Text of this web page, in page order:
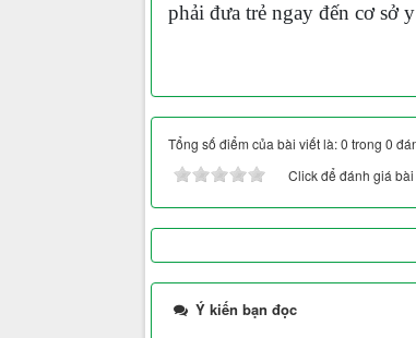
phải đưa trẻ ngay đến cơ sở
Tổng số điểm của bài viết là: 0 trong 0
Click để đánh giá
Ý kiến bạn đọc